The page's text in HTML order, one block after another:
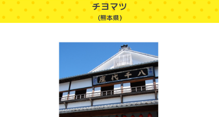
チヨマツ
(熊本県)